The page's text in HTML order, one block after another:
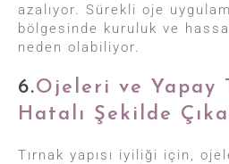
azalıyor. Sürekli oje
bölgesinde kuruluk ve
neden olabiliyor.
6.Ojeleri ve Yapay
Hatalı Şekilde
Tırnak yapısı iyiliği için,